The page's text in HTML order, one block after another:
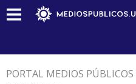
PORTAL MEDIOS PÚBLICOS